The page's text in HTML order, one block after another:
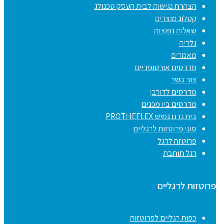
הצהרת נגישות לבית העסק טכנולג
קטלוג מוצרים
שאלות נפוצות
גלריה
מאמרים
מדרסים אורטופדיים
צור קשר
מדרסים לדורבן
מדרסים ביו מכנים
בית גדם גמיש PROTHEFLEX
סוגי פרוטזות לרגליים
פרוטזה לרגל
רגל תותבת
פרוטזות לרגליים
כפות רגליים לפרוטזות